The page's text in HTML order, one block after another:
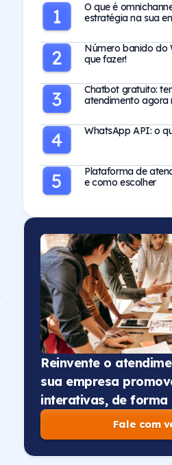
O que é
estratégia na sua
Número banido do
que fazer!
Chatbot gratuito:
atendimento agora
WhatsApp API: o
Plataforma de
e como escolher
Reinvente o
sua empresa
interativas, de forma
Fale com